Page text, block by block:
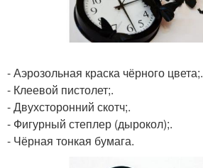
- Аэрозольная краска чёрного цвета;.
- Клеевой пистолет;.
- Двухсторонний скотч;.
- Фигурный степлер (дырокол);.
- Чёрная тонкая бумага.